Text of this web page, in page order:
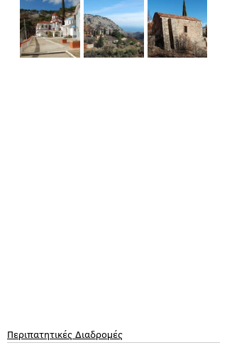
Περιπατητικές Διαδρομές